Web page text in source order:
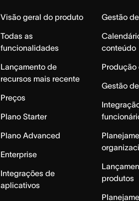
Visão geral do produto
Todas as
funcionalidades
Lançamento de
recursos mais recente
Preços
Plano Starter
Plano Advanced
Enterprise
Integrações de
aplicativos
Gestão
conteúdo
Produção
Gestão
produtos